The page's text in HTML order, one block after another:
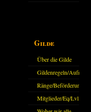
Gilde
Über die Gilde
(DAW)
Gildenregeln/Aufnahme
Ränge/Beförderungen
Mitglieder/Eq/Lvl